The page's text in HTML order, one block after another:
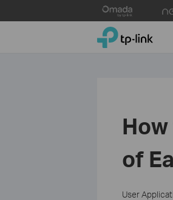
to
TP-Link, Reliably
of
User